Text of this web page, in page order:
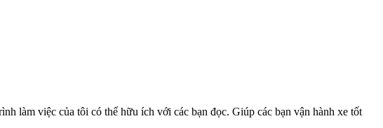
việc của tôi có thể hữu ích với các bạn đọc. Giúp các bạn vận hành xe tốt